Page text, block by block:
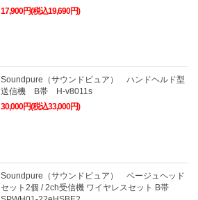
17,900円(税込19,690円)
Soundpure（サウンドピュア） ハンドヘルド型
送信機 B帯 H-v8011s
30,000円(税込33,000円)
Soundpure（サウンドピュア） ベージュヘッド
セット2個 / 2ch受信機 ワイヤレスセット B帯